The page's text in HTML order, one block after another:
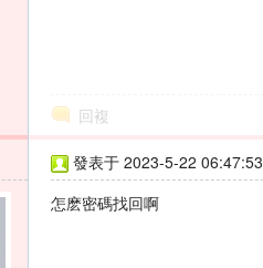
回複
發表于 2023-5-22 06:47:53
怎麽密碼找回啊